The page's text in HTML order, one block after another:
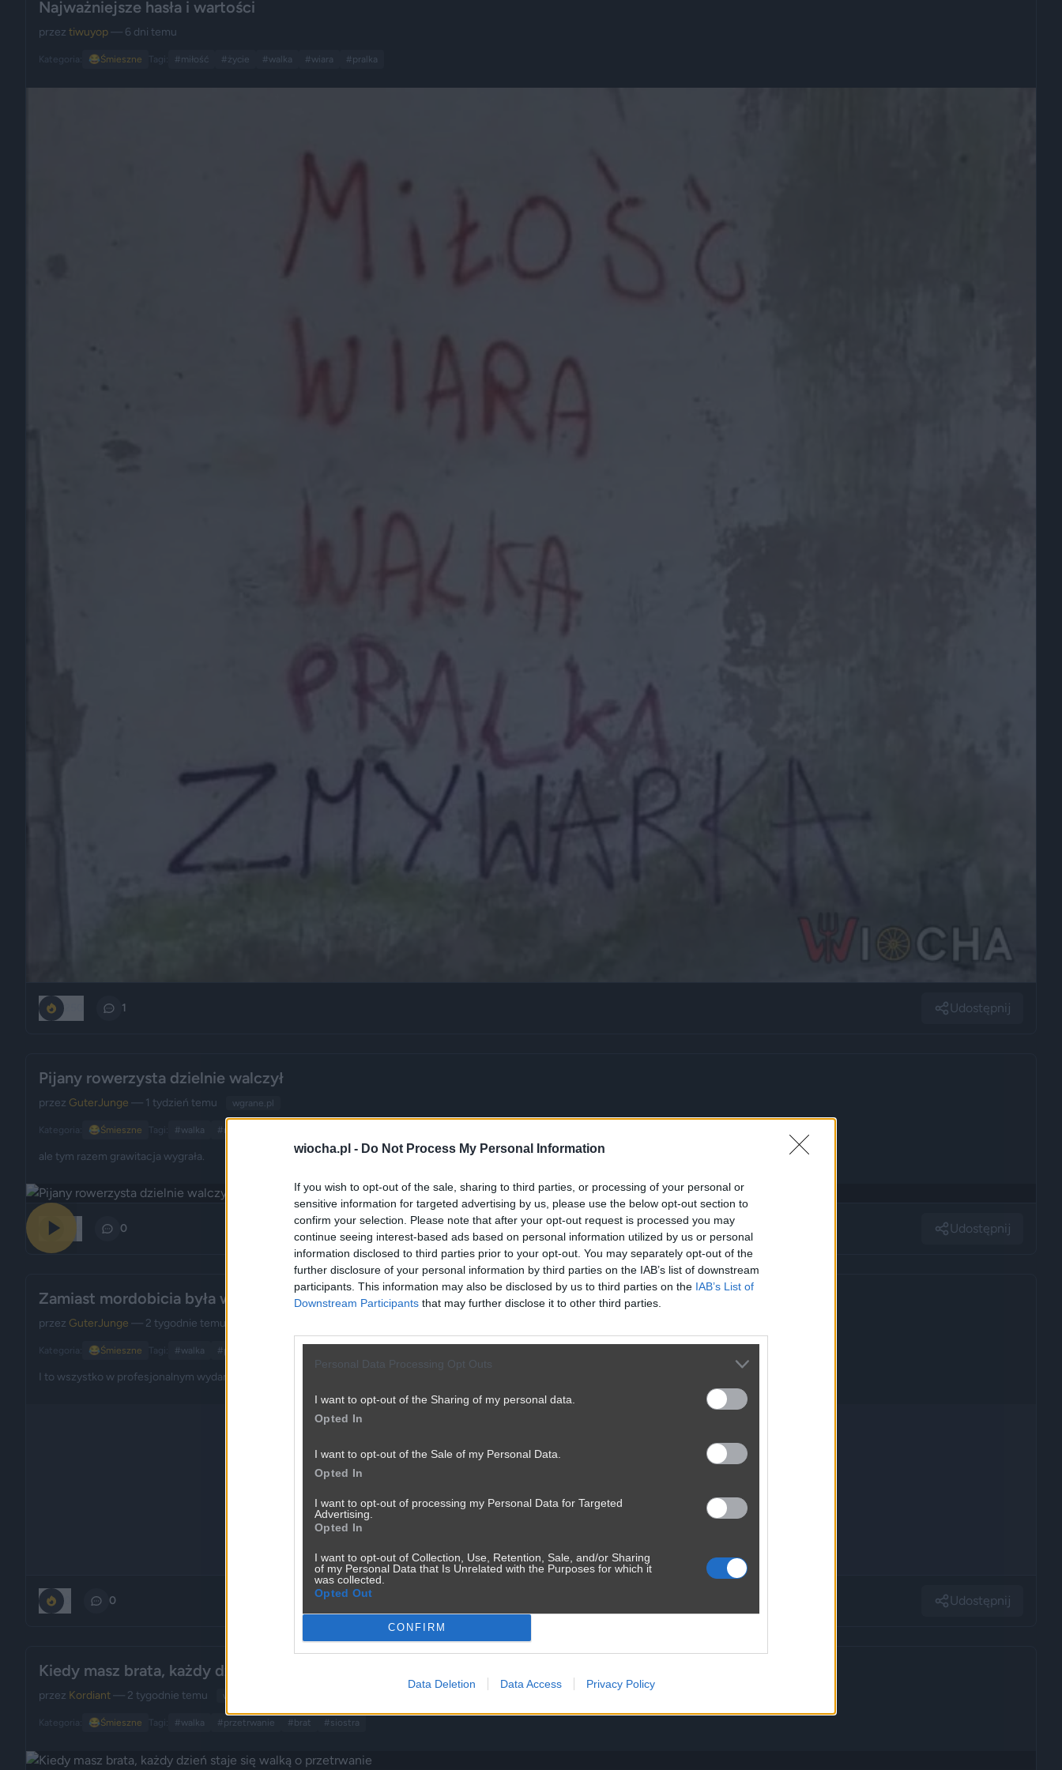
wiocha.pl - Do Not Process My Personal Information
If you wish to opt-out of the sale, sharing to third parties, or processing of your personal or
sensitive information for targeted advertising by us, please use the below opt-out section to
confirm your selection. Please note that after your opt-out request is processed you may
continue seeing interest-based ads based on personal information utilized by us or personal
information disclosed to third parties prior to your opt-out. You may separately opt-out of the
further disclosure of your personal information by third parties on the IAB’s list of downstream
participants. This information may also be disclosed by us to third parties on the IAB’s List of
Downstream Participants that may further disclose it to other third parties.
Personal Data Processing Opt Outs
I want to opt-out of the Sharing of my personal data.
Opted In
I want to opt-out of the Sale of my Personal Data.
Opted In
I want to opt-out of processing my Personal Data for Targeted
Advertising.
Opted In
I want to opt-out of Collection, Use, Retention, Sale, and/or Sharing
of my Personal Data that Is Unrelated with the Purposes for which it
was collected.
Opted Out
CONFIRM
Data Deletion Data Access Privacy Policy
Najważniejsze hasła i wartości
przez tiwuyop— 6 dni temu
Kategoria: 😂Śmieszne Tagi: #miłość #życie #walka #wiara #pralka
1 Udostępnij
Pijany rowerzysta dzielnie walczył
przez GuterJunge — 1 tydzień temu wgrane.pl
Kategoria: 😂Śmieszne Tagi: #walka #rowerzysta
ale tym razem grawitacja wygrała.
0 Udostępnij
Zamiast mordobicia była walka na PODUSZKI
przez GuterJunge — 2 tygodnie temu
Kategoria: 😂Śmieszne Tagi: #walka #poduszki
I to wszystko w profesjonalnym wydaniu.
👁️
Zaloguj się, aby wyświetlić te treści
0 Udostępnij
Kiedy masz brata, każdy dzień staje się walką o przetrwanie
przez Kordiant— 2 tygodnie temu wgrane.pl
Kategoria: 😂Śmieszne Tagi: #walka #przetrwanie #brat #siostra